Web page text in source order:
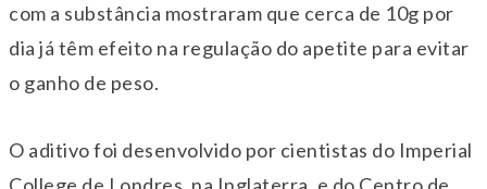
com a substância mostraram que cerca de 10g por
dia já têm efeito na regulação do apetite para evitar
o ganho de peso.
O aditivo foi desenvolvido por cientistas do Imperial